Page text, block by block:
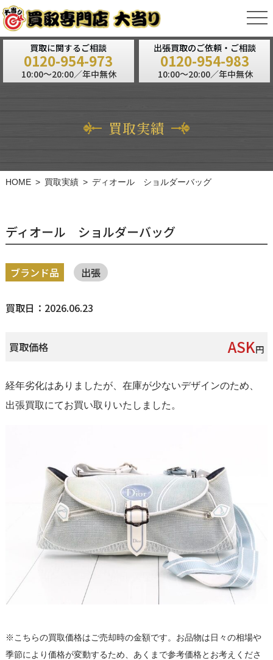
買取に関するご相談
0120-954-973
10:00～20:00／年中無休
出張買取のご依頼・ご相談
0120-954-983
10:00～20:00／年中無休
買取実績
HOME 買取実績 ディオール ショルダーバッグ
ディオール ショルダーバッグ
ブランド品 出張
買取日：2026.06.23
買取価格 ASK円
経年劣化はありましたが、在庫が少ないデザインのため、
出張買取にてお買い取りいたしました。
※こちらの買取価格はご売却時の金額です。お品物は日々の相場や
季節により価格が変動するため、あくまで参考価格とお考えくださ